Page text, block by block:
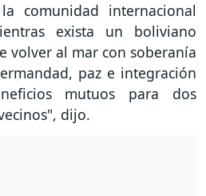
comunidad internacional
exista un boliviano
volver al mar con soberanía
paz e integración
mutuos para dos
dijo.